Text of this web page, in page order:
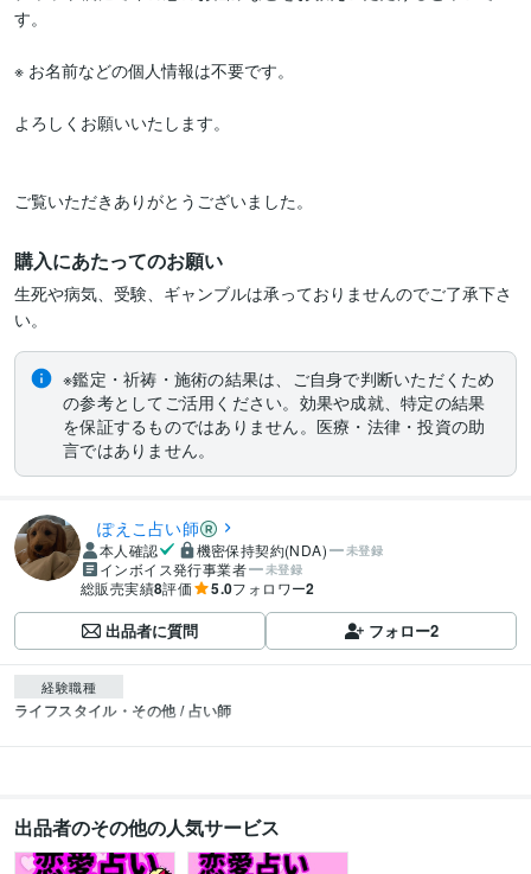
す。
※ お名前などの個人情報は不要です。
よろしくお願いいたします。
ご覧いただきありがとうございました。
購入にあたってのお願い
生死や病気、受験、ギャンブルは承っておりませんのでご了承下さ
い。
※鑑定・祈祷・施術の結果は、ご自身で判断いただくため
の参考としてご活用ください。効果や成就、特定の結果
を保証するものではありません。医療・法律・投資の助
言ではありません。
ぽえこ占い師
本人確認 機密保持契約(NDA) 未登録
インボイス発行事業者 未登録
総販売実績8評価 5.0フォロワー2
出品者に質問 フォロー2
経験職種
ライフスタイル・その他 / 占い師
出品者のその他の人気サービス